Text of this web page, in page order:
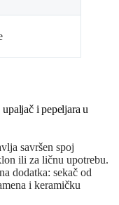
i pepeljara u
savršen spoj
ili za ličnu upotrebu.
dodatka: sekač od
i keramičku